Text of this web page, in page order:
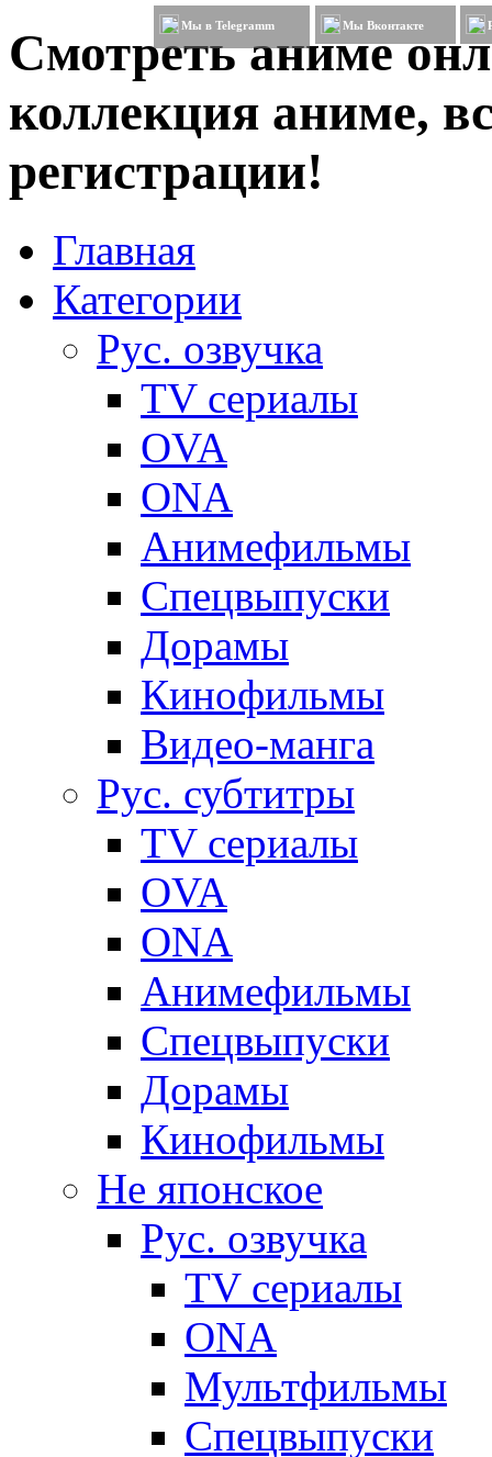
Смотреть аниме
коллекция аниме,
регистрации!
Мы в Telegramm Мы Вконтакте
Главная
Категории
Рус. озвучка
TV сериалы
OVA
ONA
Анимефильмы
Спецвыпуски
Дорамы
Кинофильмы
Видео-манга
Рус. субтитры
TV сериалы
OVA
ONA
Анимефильмы
Спецвыпуски
Дорамы
Кинофильмы
Не японское
Рус. озвучка
TV сериалы
ONA
Мультфильмы
Спецвыпуски